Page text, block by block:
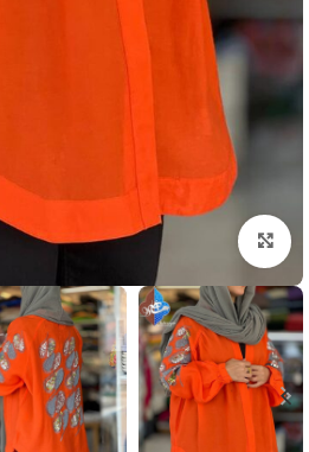
بزرگنمایی تصویر